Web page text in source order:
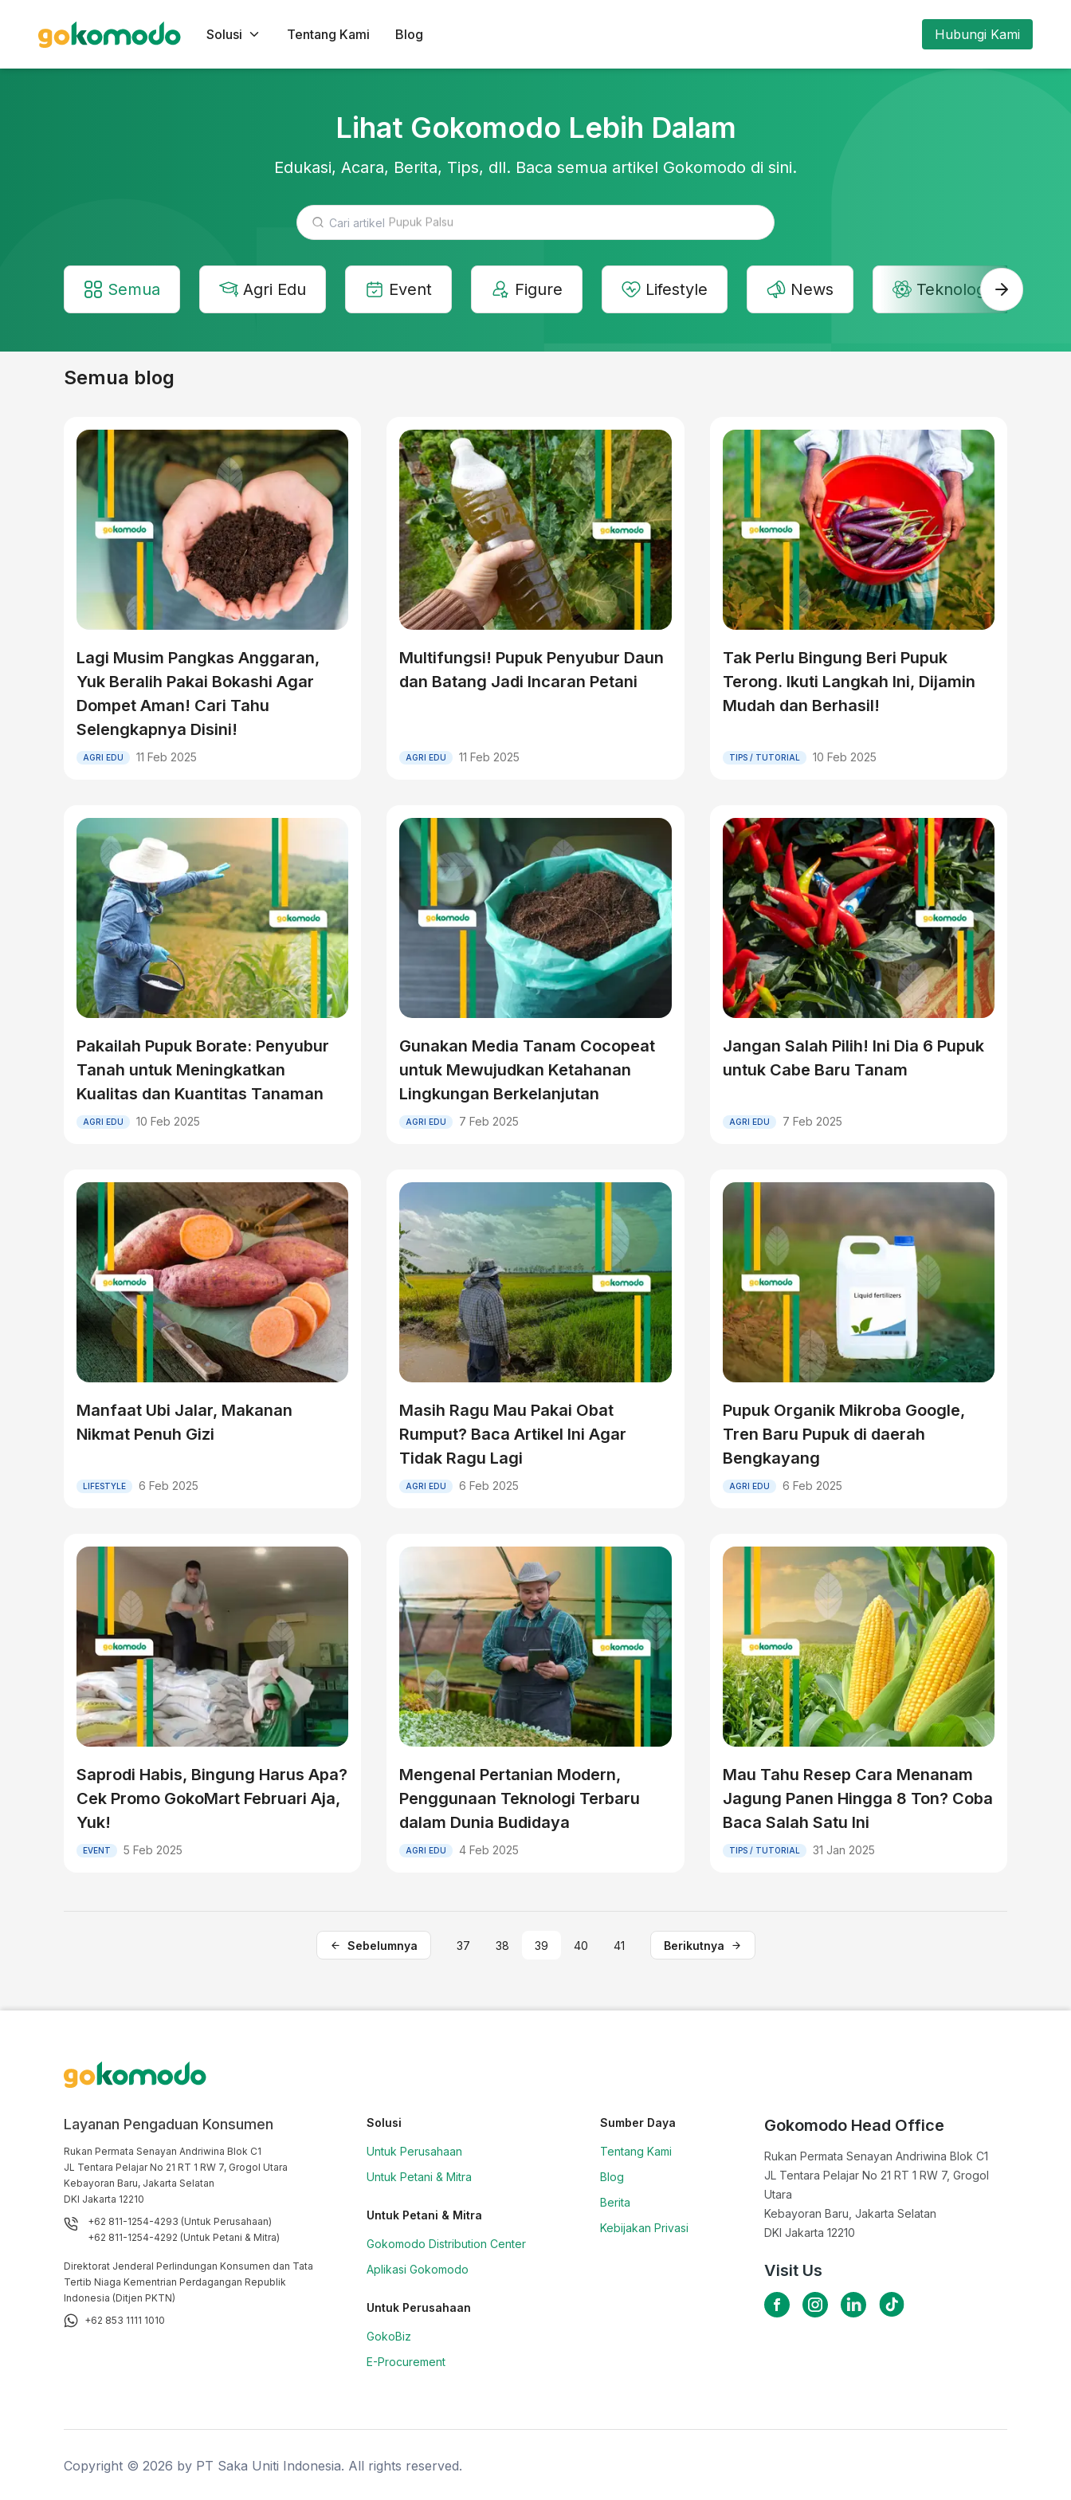
Solusi Tentang Kami Blog Hubungi Kami
Lihat Gokomodo Lebih Dalam
Edukasi, Acara, Berita, Tips, dll. Baca semua artikel Gokomodo di sini.
Teknologi Pertanian
Semua Agri Edu Event Figure Lifestyle News Teknologi
Semua blog
Lagi Musim Pangkas Anggaran,
Yuk Beralih Pakai Bokashi Agar
Dompet Aman! Cari Tahu
Selengkapnya Disini!
AGRI EDU 11 Feb 2025
Multifungsi! Pupuk Penyubur Daun
dan Batang Jadi Incaran Petani
AGRI EDU 11 Feb 2025
Tak Perlu Bingung Beri Pupuk
Terong. Ikuti Langkah Ini, Dijamin
Mudah dan Berhasil!
TIPS / TUTORIAL 10 Feb 2025
Pakailah Pupuk Borate: Penyubur
Tanah untuk Meningkatkan
Kualitas dan Kuantitas Tanaman
AGRI EDU 10 Feb 2025
Gunakan Media Tanam Cocopeat
untuk Mewujudkan Ketahanan
Lingkungan Berkelanjutan
AGRI EDU 7 Feb 2025
Jangan Salah Pilih! Ini Dia 6 Pupuk
untuk Cabe Baru Tanam
AGRI EDU 7 Feb 2025
Manfaat Ubi Jalar, Makanan
Nikmat Penuh Gizi
LIFESTYLE 6 Feb 2025
Masih Ragu Mau Pakai Obat
Rumput? Baca Artikel Ini Agar
Tidak Ragu Lagi
AGRI EDU 6 Feb 2025
Pupuk Organik Mikroba Google,
Tren Baru Pupuk di daerah
Bengkayang
AGRI EDU 6 Feb 2025
Saprodi Habis, Bingung Harus Apa?
Cek Promo GokoMart Februari Aja,
Yuk!
EVENT 5 Feb 2025
Mengenal Pertanian Modern,
Penggunaan Teknologi Terbaru
dalam Dunia Budidaya
AGRI EDU 4 Feb 2025
Mau Tahu Resep Cara Menanam
Jagung Panen Hingga 8 Ton? Coba
Baca Salah Satu Ini
TIPS / TUTORIAL 31 Jan 2025
Sebelumnya 37 38 39 40 41 Berikutnya
Layanan Pengaduan Konsumen
Rukan Permata Senayan Andriwina Blok C1
JL Tentara Pelajar No 21 RT 1 RW 7, Grogol Utara
Kebayoran Baru, Jakarta Selatan
DKI Jakarta 12210
+62 811-1254-4293 (Untuk Perusahaan)
+62 811-1254-4292 (Untuk Petani & Mitra)
Direktorat Jenderal Perlindungan Konsumen dan Tata
Tertib Niaga Kementrian Perdagangan Republik
Indonesia (Ditjen PKTN)
+62 853 1111 1010
Solusi
Untuk Perusahaan
Untuk Petani & Mitra
Untuk Petani & Mitra
Gokomodo Distribution Center
Aplikasi Gokomodo
Untuk Perusahaan
GokoBiz
E-Procurement
Sumber Daya
Tentang Kami
Blog
Berita
Kebijakan Privasi
Gokomodo Head Office
Rukan Permata Senayan Andriwina Blok C1
JL Tentara Pelajar No 21 RT 1 RW 7, Grogol
Utara
Kebayoran Baru, Jakarta Selatan
DKI Jakarta 12210
Visit Us
Copyright © 2026 by PT Saka Uniti Indonesia. All rights reserved.